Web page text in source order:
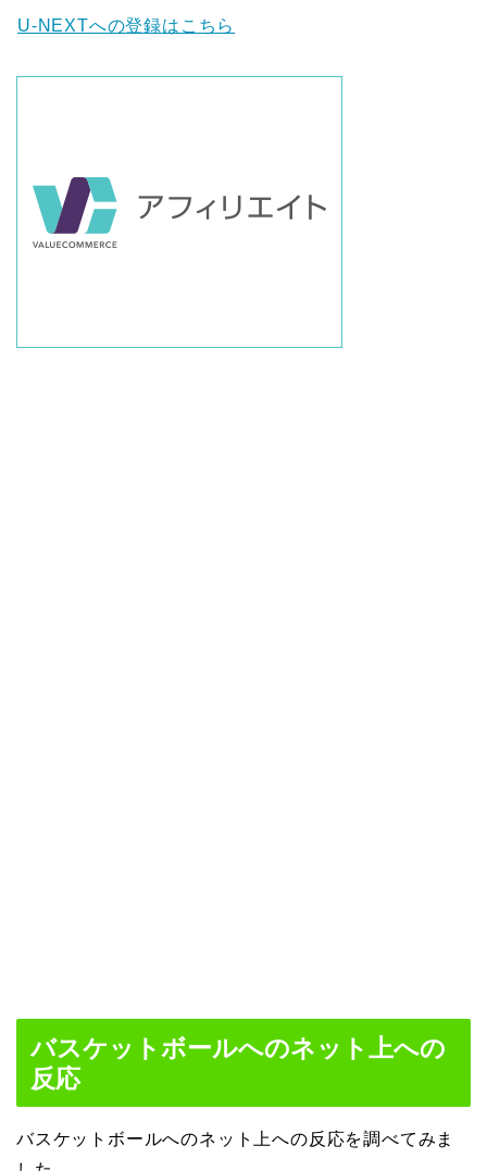
U-NEXTへの登録はこちら
バスケットボールへのネット上への
反応
バスケットボールへのネット上への反応を調べてみま